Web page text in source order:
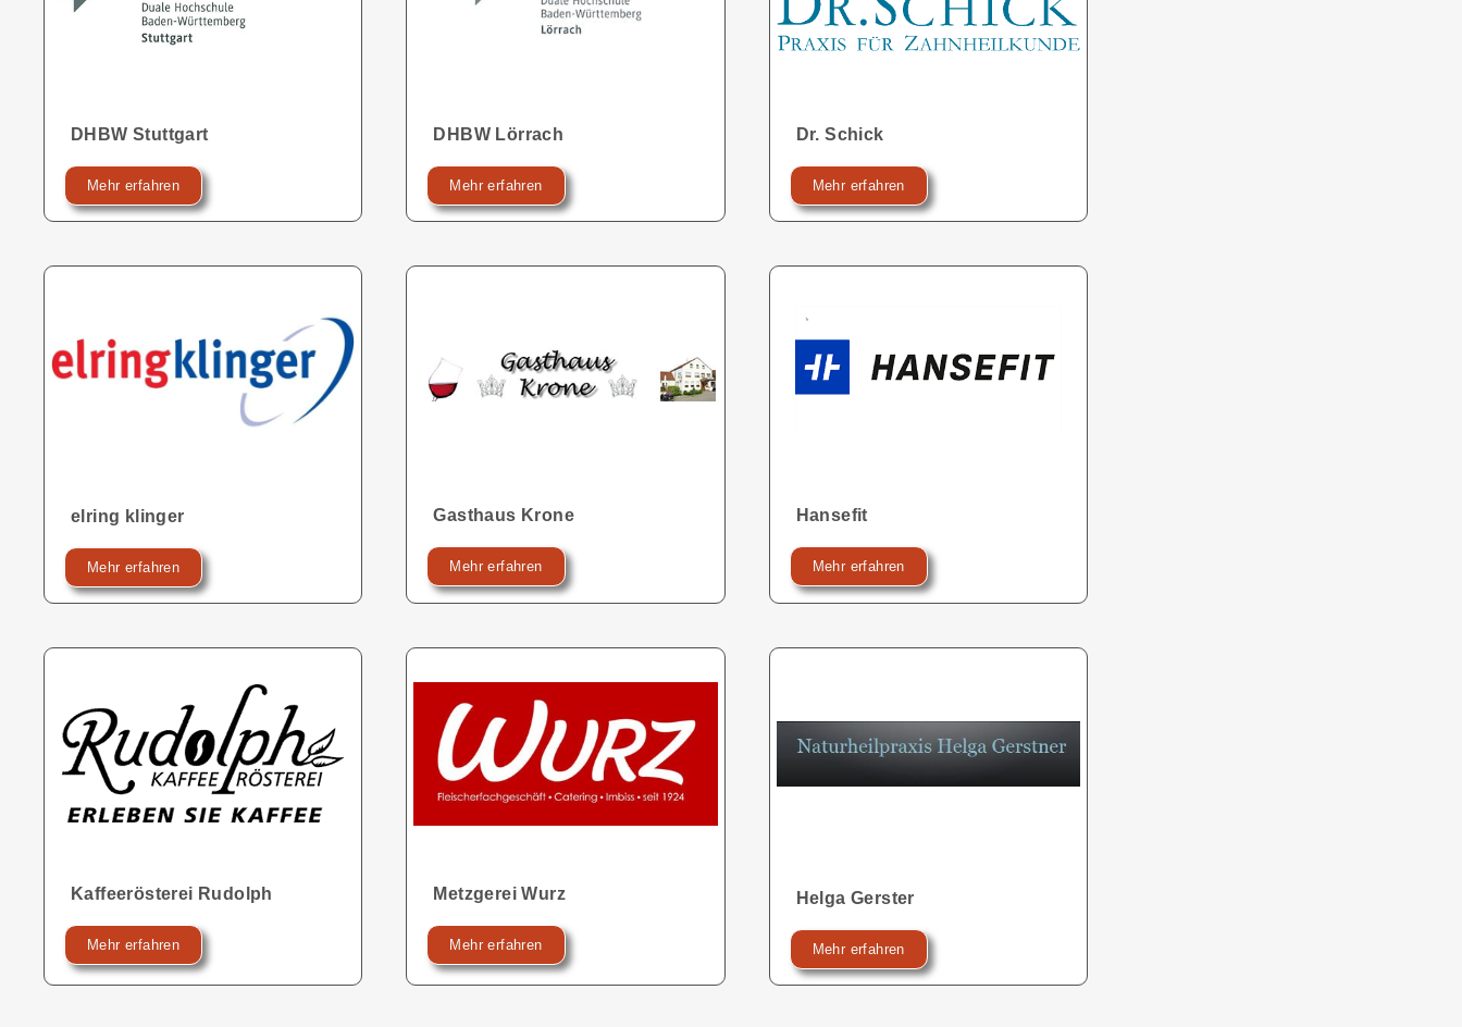
DHBW Stuttgart
Mehr erfahren
DHBW Lörrach
Mehr erfahren
Dr. Schick
Mehr erfahren
elring klinger
Mehr erfahren
Gasthaus Krone
Mehr erfahren
Hansefit
Mehr erfahren
Kaffeerösterei Rudolph
Mehr erfahren
Metzgerei Wurz
Mehr erfahren
Helga Gerster
Mehr erfahren